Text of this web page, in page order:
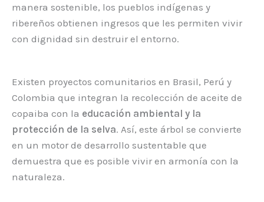
manera sostenible, los pueblos indígenas y
ribereños obtienen ingresos que les permiten vivir
con dignidad sin destruir el entorno.
Existen proyectos comunitarios en Brasil, Perú y
Colombia que integran la recolección de aceite de
copaiba con la educación ambiental y la
protección de la selva. Así, este árbol se convierte
en un motor de desarrollo sustentable que
demuestra que es posible vivir en armonía con la
naturaleza.